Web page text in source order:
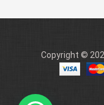
Copyright ©